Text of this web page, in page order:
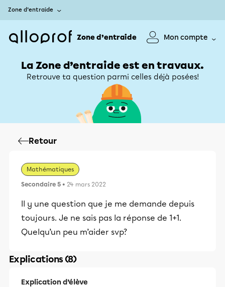
Zone d’entraide
Zone d’entraide Mon compte
La Zone d’entraide est en travaux.
Retrouve ta question parmi celles déjà posées!
Retour
Mathématiques
Secondaire 5 • 24 mars 2022
Il y une question que je me demande depuis
toujours. Je ne sais pas la réponse de 1+1.
Quelqu’un peu m’aider svp?
Explications (8)
Explication d’élève